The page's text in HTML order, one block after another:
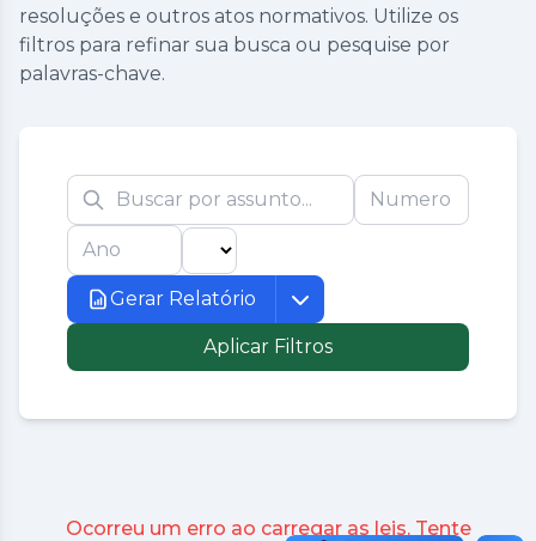
resoluções e outros atos normativos. Utilize os
filtros para refinar sua busca ou pesquise por
palavras-chave.
Gerar Relatório
Aplicar Filtros
Ocorreu um erro ao carregar as leis. Tente